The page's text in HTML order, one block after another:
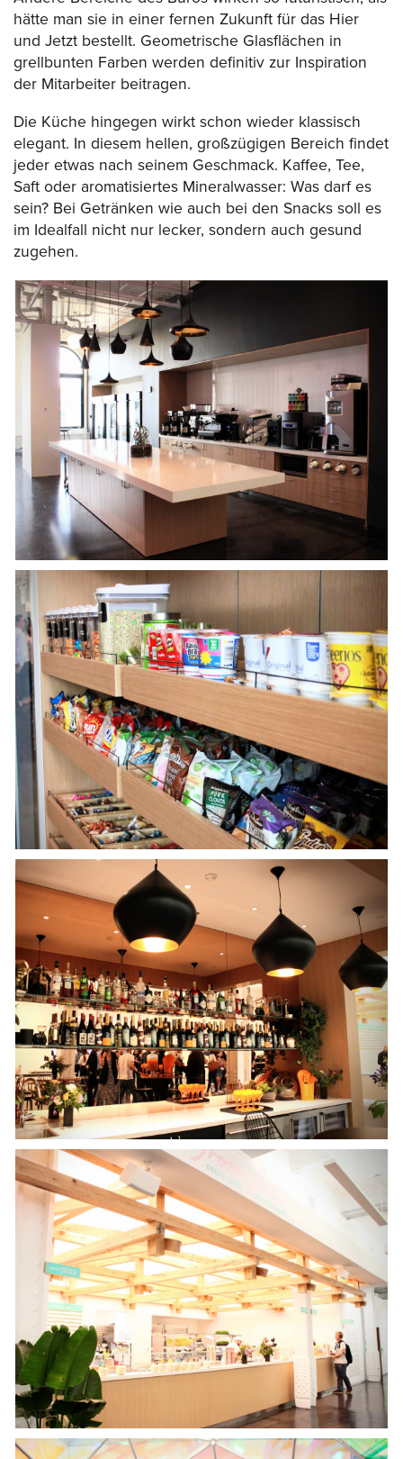
hätte man sie in einer fernen Zukunft für das Hier
und Jetzt bestellt. Geometrische Glasflächen in
grellbunten Farben werden definitiv zur Inspiration
der Mitarbeiter beitragen.
Die Küche hingegen wirkt schon wieder klassisch
elegant. In diesem hellen, großzügigen Bereich findet
jeder etwas nach seinem Geschmack. Kaffee, Tee,
Saft oder aromatisiertes Mineralwasser: Was darf es
sein? Bei Getränken wie auch bei den Snacks soll es
im Idealfall nicht nur lecker, sondern auch gesund
zugehen.